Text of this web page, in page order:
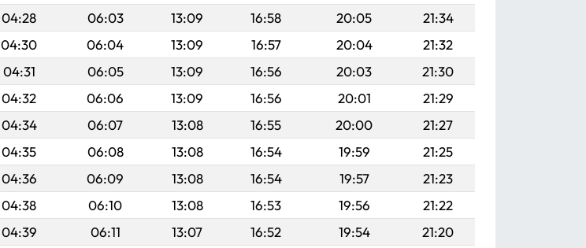
04:28 06:03 13:09 16:58 20:05
21:34
04:30 06:04 13:09 16:57 20:04
21:32
04:31 06:05 13:09 16:56 20:03
21:30
04:32 06:06 13:09 16:56 20:01
21:29
04:34 06:07 13:08 16:55 20:00
21:27
04:35 06:08 13:08 16:54 19:59
21:25
04:36 06:09 13:08 16:54 19:57
21:23
04:38 06:10 13:08 16:53 19:56
21:22
04:39 06:11 13:07 16:52 19:54
21:20